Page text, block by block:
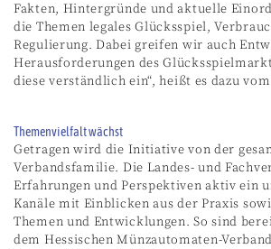
Fakten, Hintergründe und aktuelle
die Themen legales Glücksspiel,
Regulierung. Dabei greifen wir auch
Herausforderungen des
diese verständlich ein“, heißt es dazu
Themenvielfalt wächst
Getragen wird die Initiative von der
Verbandsfamilie. Die Landes- und
Erfahrungen und Perspektiven aktiv ein
Kanäle mit Einblicken aus der Praxis
Themen und Entwicklungen. So sind
dem Hessischen Münzautomaten-